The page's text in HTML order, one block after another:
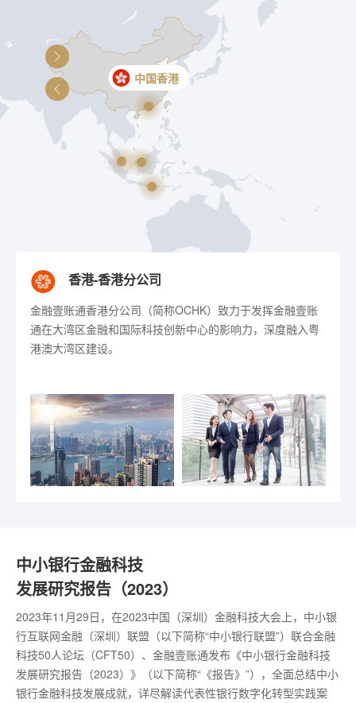
新加坡
香港-香港分公司
金融壹账通香港分公司（简称OCHK）致力于发挥金融壹账
通在大湾区金融和国际科技创新中心的影响力，深度融入粤
港澳大湾区建设。
新加坡分公司
2018年金融壹账通在新加坡成立区域总部，作为东南亚市场
的总部和研发中心，开始将自身的“中国制造”解决方案向境
外金融机构输出。
了解更多
马来西亚分公司
为积极响应“一带一路”倡议，2020年11月金融壹账通正式在
马来西亚设立分公司，以科技服务当地金融机构，同时促进
全球金融数字化转型升级。
印尼分公司
2018年12月，金融壹账通新加坡公司在印度尼西亚雅加达开
设分公司，助力当地银行和金融机构加快金融服务数字化转
型。
金融壹账通
《2024年度环境、社会及管治报告》
4月24日，壹账通金融科技有限公司（以下简称“金融壹账通”）正
式发布《2024年环境、社会及管治（ESG）报告》。这是金融壹
账通连续第三年发布ESG报告，披露其履责成果。报告聚焦应对气
候变化、数字普惠金融、技术创新等核心议题，系统梳理了金融壹
账通在环境、社会与公司治理三大领域的战略部署与年度成果。这
金融壹账通
《2023年度环境、社会及管治报告》
4月23日，壹账通金融科技有限公司（以下简称“金融壹账通”或“公
司”，股份代码：纽约证券交易所OCFT，香港联合交易所06638）
正式发布《2023年度环境、社会及管治报告》（以下简称“报
告”），这也是公司连续第二年发布可持续发展报告。
中小银行金融科技
发展研究报告（2023）
2023年11月29日，在2023中国（深圳）金融科技大会上，中小银
行互联网金融（深圳）联盟（以下简称“中小银行联盟”）联合金融
科技50人论坛（CFT50）、金融壹账通发布《中小银行金融科技
发展研究报告（2023）》（以下简称“《报告》”），全面总结中小
银行金融科技发展成就，详尽解读代表性银行数字化转型实践案
金融壹账通
《2022年环境、社会及管治报告》
作为我国“十四五”期间的重要发展议题，企业绿色发展已成为加快
推动全面绿色转型、助力经济高质量发展的重要力量。4月24日，
金融壹账通正式发布首份《2022年度环境、社会及管治报告》。
该报告从多维度全面展示了公司2022年度在环境、社会和公司治
理等领域的实践与成效。
弯道超车——银行数字化转型破局之道
政策解析报告
金融壹账通深入研究中国银保监会《关于银行业保险业数字化转型
的指导意见》，分析了未来3年银行业数字化转型的方向，银行也
可从中找到解决数字化转型痛点的方案。